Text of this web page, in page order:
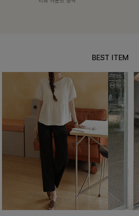
BEST ITEM